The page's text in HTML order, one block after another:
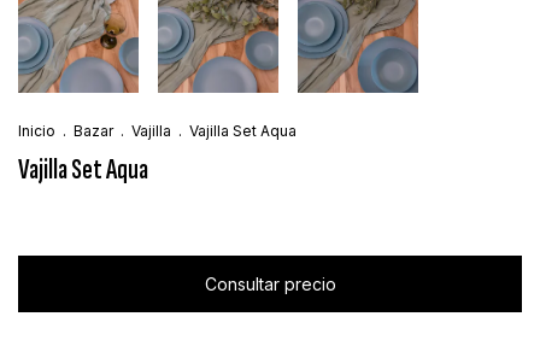
Inicio . Bazar . Vajilla . Vajilla Set Aqua
Vajilla Set Aqua